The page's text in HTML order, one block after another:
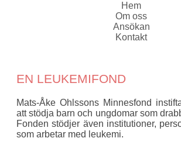
Hem
Om oss
Ansökan
Kontakt
EN LEUKEMIFOND
Mats-Åke Ohlssons Minnesfond
att stödja barn och ungdomar som
Fonden stödjer även institutioner,
som arbetar med leukemi.